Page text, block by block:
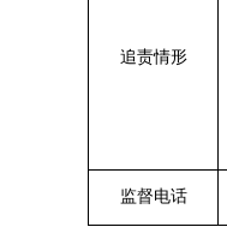
追责情形
监督电话